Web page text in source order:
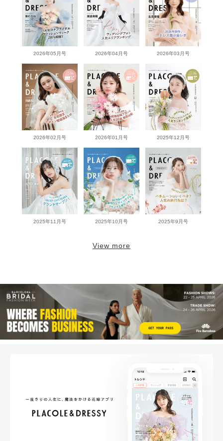
2026年05月号 2026年04月号 2026年03月号
2026年02月号 2026年01月号 2025年12月号
2025年11月号 2025年10月号 2025年9月号
View more